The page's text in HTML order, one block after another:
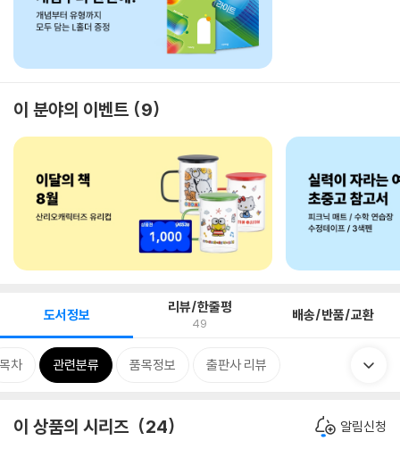
이 분야의 이벤트 9
도서정보 리뷰/한줄평
49 배송/반품/교환
목차 관련분류 품목정보 출판사 리뷰
이 상품의 시리즈 24 알림신청